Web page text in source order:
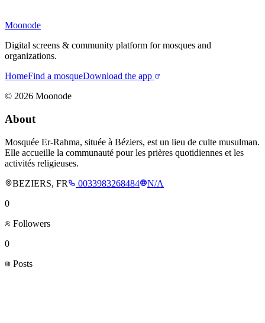
Moonode
Digital screens & community platform for mosques and
organizations.
HomeFind a mosqueDownload the app
© 2026 Moonode
About
Mosquée Er-Rahma, située à Béziers, est un lieu de culte musulman.
Elle accueille la communauté pour les prières quotidiennes et les
activités religieuses.
BEZIERS, FR
0033983268484
N/A
0
Followers
0
Posts